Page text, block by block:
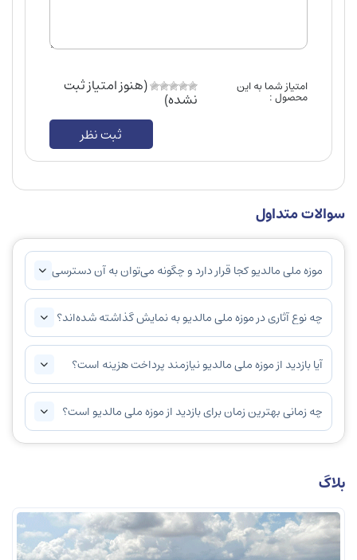
امتیاز شما به این
محصول :
(هنوز امتیاز ثبت
نشده)
ثبت نظر
سوالات متداول
موزه ملی مالدیو کجا قرار دارد و چگونه می‌توان به آن دسترسی
پیدا کرد؟
چه نوع آثاری در موزه ملی مالدیو به نمایش گذاشته شده‌اند؟
آیا بازدید از موزه ملی مالدیو نیازمند پرداخت هزینه است؟
چه زمانی بهترین زمان برای بازدید از موزه ملی مالدیو است؟
بلاگ